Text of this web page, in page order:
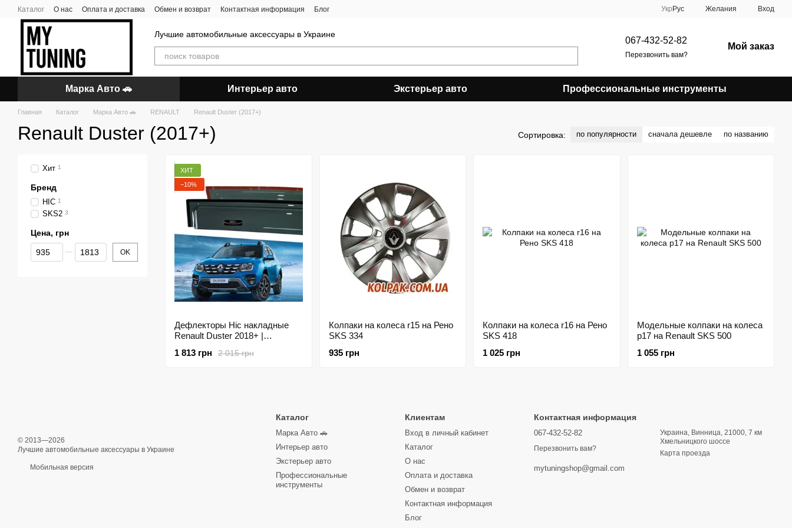
Перейти к основному контенту
Каталог О нас Оплата и доставка Обмен и возврат Контактная информация Блог Укр Рус Желания Вход
Лучшие автомобильные аксессуары в Украине
067-432-52-82
Перезвонить вам?
Мой заказ
Марка Авто 🚗 Интерьер авто Экстерьер авто Профессиональные инструменты
Главная Каталог Марка Авто 🚗 RENAULT Renault Duster (2017+)
Renault Duster (2017+) Сортировка: по популярности сначала дешевле по названию
ХИТ
−10%
Дефлекторы Hic накладные
Renault Duster 2018+ |
REN47
2 015 грн
1 813 грн
Колпаки на колеса r15 на Рено
SKS 334
935 грн
Колпаки на колеса r16 на Рено
SKS 418
1 025 грн
Модельные колпаки на колеса
р17 на Renault SKS 500
1 055 грн
Хит 1
Бренд
HIC 1
SKS2 3
Цена, грн
От Цена, грн
До Цена, грн OK
© 2013—2026
Лучшие автомобильные аксессуары в Украине
Мобильная версия
Каталог
Марка Авто 🚗
Интерьер авто
Экстерьер авто
Профессиональные
инструменты
Клиентам
Вход в личный кабинет
Каталог
О нас
Оплата и доставка
Обмен и возврат
Контактная информация
Блог
Контактная информация
067-432-52-82
Перезвонить вам?
mytuningshop@gmail.com
Украина, Винница, 21000, 7 км
Хмельницкого шоссе
Карта проезда